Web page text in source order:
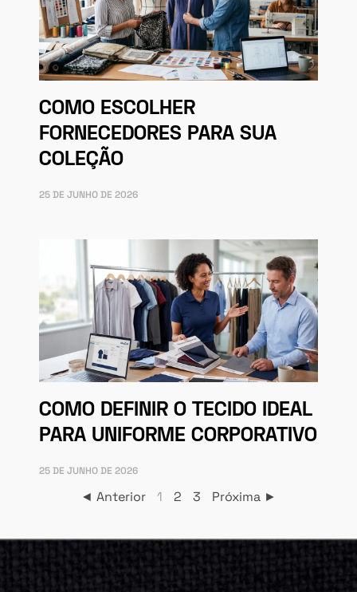
COMO ESCOLHER
FORNECEDORES PARA SUA
COLEÇÃO
25 DE JUNHO DE 2026
COMO DEFINIR O TECIDO IDEAL
PARA UNIFORME CORPORATIVO
25 DE JUNHO DE 2026
◄ Anterior 1 2 3 Próxima ►